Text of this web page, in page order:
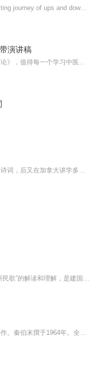
Life is life. Life isan interesting journey of ups and downs. But how the journey ends,is up to youtoday. You see, when you fall down, you feel like giving up. When times gettough, it is not the end.
演讲稿